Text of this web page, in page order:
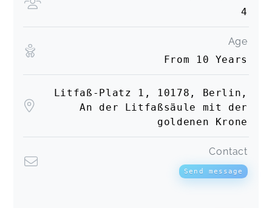
4
Age
From 10 Years
Litfaß-Platz 1, 10178, Berlin,
An der Litfaßsäule mit der
goldenen Krone
Contact
Send message